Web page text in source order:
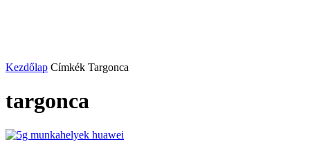
Kezdőlap Címkék Targonca
targonca